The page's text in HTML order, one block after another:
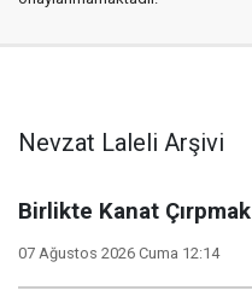
Nevzat Laleli Arşivi
Birlikte Kanat Çırpmak
07 Ağustos 2026 Cuma 12:14